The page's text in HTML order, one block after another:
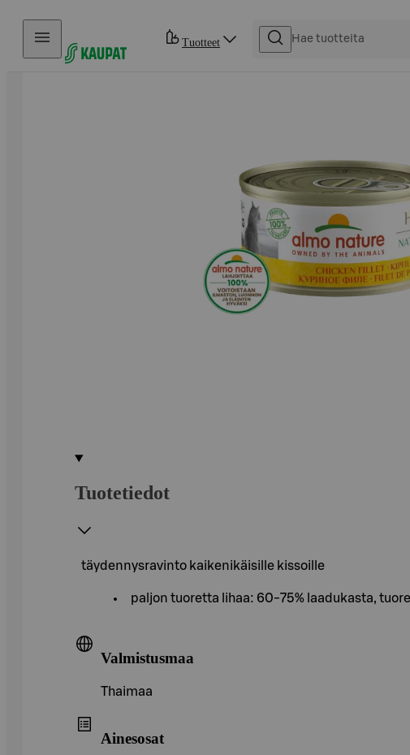
Hyppää sisältöön
Tuotteet
Tuotetiedot
täydennysravinto kaikenikäisille kissoille
paljon tuoretta lihaa: 60-75% laadukasta,
Valmistusmaa
Thaimaa
Ainesosat